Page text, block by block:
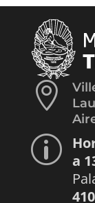

p a